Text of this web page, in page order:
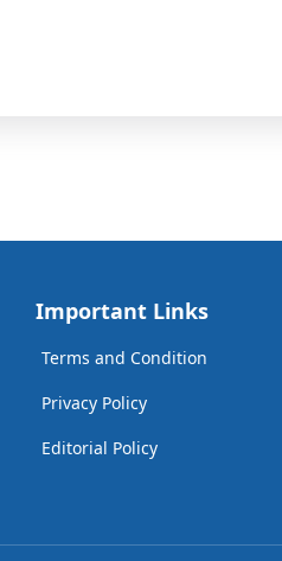
Important Links
Terms and Condition
Privacy Policy
Editorial Policy